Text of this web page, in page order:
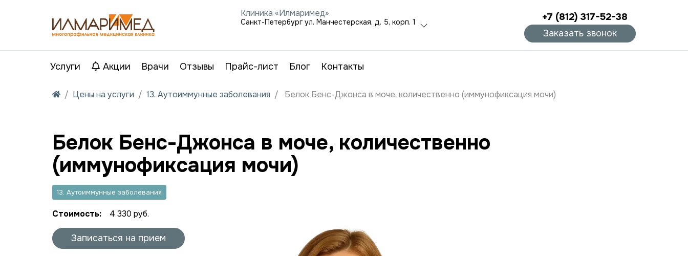
Клиника «Илмаримед»
Санкт-Петербург ул. Манчестерская, д. 5, корп. 1 +7 (812) 317-52-38
Заказать звонок
Услуги Акции Врачи Отзывы Прайс-лист Блог Контакты
Цены на услуги 13. Аутоиммунные заболевания Белок Бенс-Джонса в моче, количественно (иммунофиксация мочи)
Белок Бенс-Джонса в моче, количественно
(иммунофиксация мочи)
13. Аутоиммунные заболевания
Стоимость: 4 330 руб.
Записаться на прием